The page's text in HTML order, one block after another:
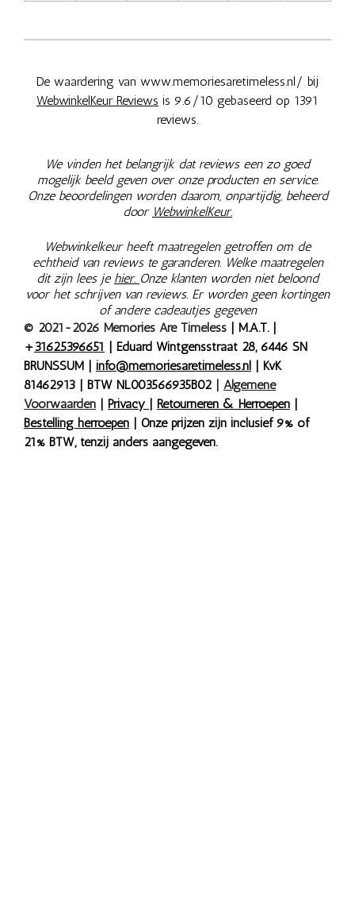
De waardering van www.memoriesaretimeless.nl/ bij
WebwinkelKeur Reviews is 9.6/10 gebaseerd op 1391
reviews.
We vinden het belangrijk dat reviews een zo goed
mogelijk beeld geven over onze producten en service.
Onze beoordelingen worden daarom, onpartijdig, beheerd
door WebwinkelKeur.
Webwinkelkeur heeft maatregelen getroffen om de
echtheid van reviews te garanderen. Welke maatregelen
dit zijn lees je hier. Onze klanten worden niet beloond
voor het schrijven van reviews. Er worden geen kortingen
of andere cadeautjes gegeven
© 2021-2026 Memories Are Timeless | M.A.T. |
+31625396651 | Eduard Wintgensstraat 28, 6446 SN
BRUNSSUM | info@memoriesaretimeless.nl | KvK
81462913 | BTW NL003566935B02 | Algemene
Voorwaarden | Privacy | Retourneren & Herroepen |
Bestelling herroepen | Onze prijzen zijn inclusief 9% of
21% BTW, tenzij anders aangegeven.